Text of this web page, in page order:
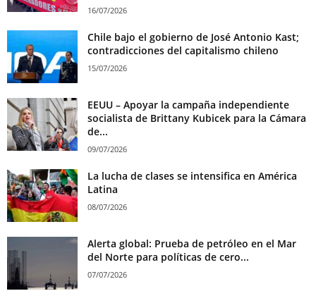
16/07/2026
Chile bajo el gobierno de José Antonio Kast;
contradicciones del capitalismo chileno
15/07/2026
EEUU – Apoyar la campaña independiente
socialista de Brittany Kubicek para la Cámara
de...
09/07/2026
La lucha de clases se intensifica en América
Latina
08/07/2026
Alerta global: Prueba de petróleo en el Mar
del Norte para políticas de cero...
07/07/2026